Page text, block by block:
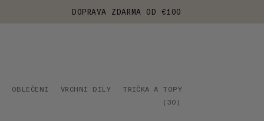
DOPRAVA ZDARMA OD €100
OBLEČENÍ VRCHNÍ DÍLY
TRIČKA A TOPY
( 30 )